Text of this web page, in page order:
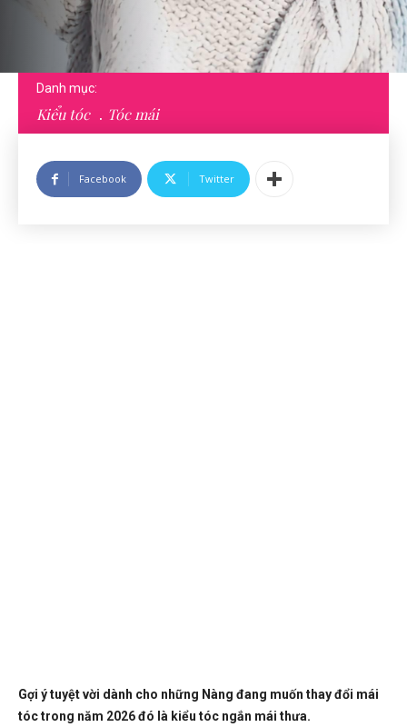
Danh mục:
Kiểu tóc Tóc mái
Facebook Twitter
Gợi ý tuyệt vời dành cho những Nàng đang muốn thay đổi mái
tóc trong năm 2026 đó là kiểu tóc ngắn mái thưa.